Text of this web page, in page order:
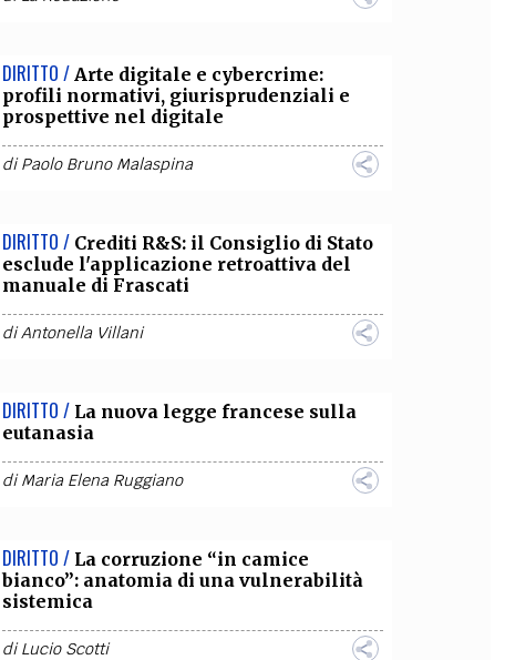
DIRITTO / Arte digitale e cybercrime:
profili normativi, giurisprudenziali e
prospettive nel digitale
diPaolo Bruno Malaspina
DIRITTO / Crediti R&S: il Consiglio di Stato
esclude l'applicazione retroattiva del
manuale di Frascati
diAntonella Villani
DIRITTO / La nuova legge francese sulla
eutanasia
diMaria Elena Ruggiano
DIRITTO / La corruzione “in camice
bianco”: anatomia di una vulnerabilità
sistemica
diLucio Scotti